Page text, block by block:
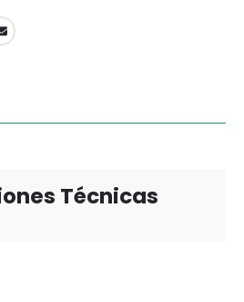
Técnicas